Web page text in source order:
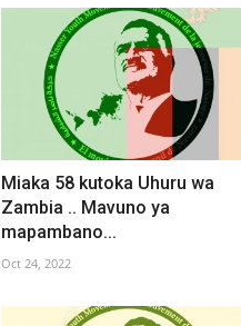
Miaka 58 kutoka Uhuru wa
Zambia .. Mavuno ya
mapambano...
Oct 24, 2022